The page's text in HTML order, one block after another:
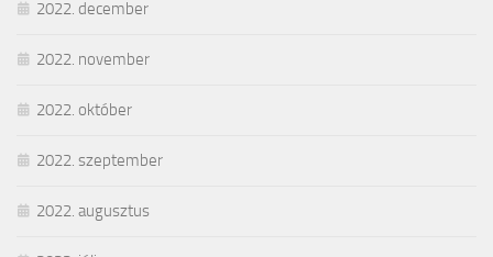
2022. december
2022. november
2022. október
2022. szeptember
2022. augusztus